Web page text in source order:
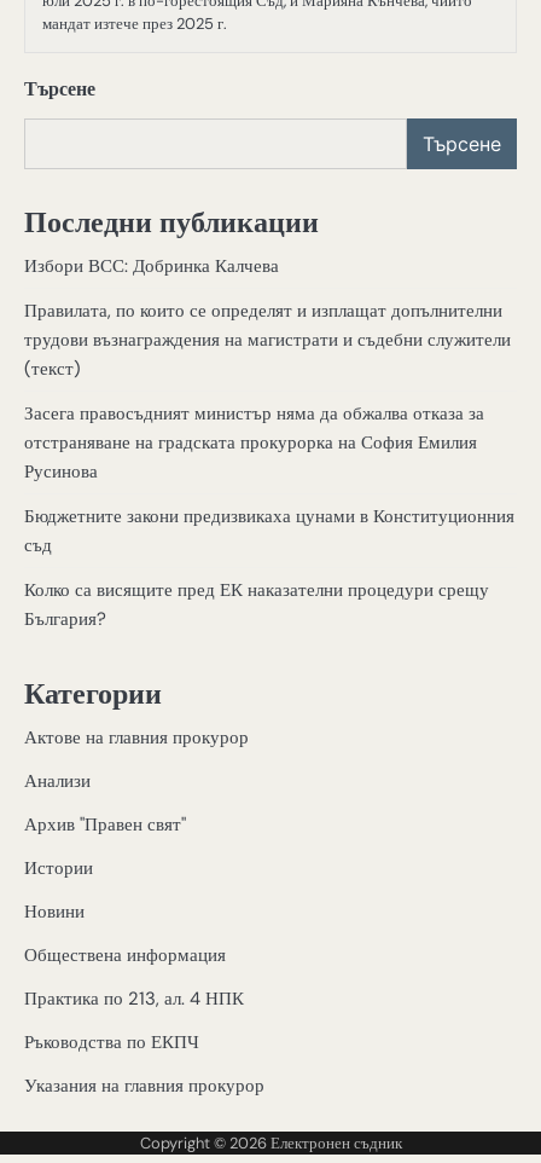
мандат изтече през 2025 г.
Търсене
Търсене
Последни публикации
Избори ВСС: Добринка Калчева
Правилата, по които се определят и изплащат допълнителни
трудови възнаграждения на магистрати и съдебни служители
(текст)
Засега правосъдният министър няма да обжалва отказа за
отстраняване на градската прокурорка на София Емилия
Русинова
Бюджетните закони предизвикаха цунами в Конституционния
съд
Колко са висящите пред ЕК наказателни процедури срещу
България?
Категории
Актове на главния прокурор
Анализи
Архив "Правен свят"
Истории
Новини
Обществена информация
Практика по 213, ал. 4 НПК
Ръководства по ЕКПЧ
Указания на главния прокурор
Copyright © 2026Електронен съдник